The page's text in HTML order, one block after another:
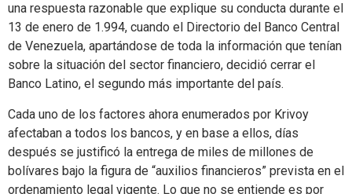
una respuesta razonable que explique su conducta durante el
13 de enero de 1.994, cuando el Directorio del Banco Central
de Venezuela, apartándose de toda la información que tenían
sobre la situación del sector financiero, decidió cerrar el
Banco Latino, el segundo más importante del país.
Cada uno de los factores ahora enumerados por Krivoy
afectaban a todos los bancos, y en base a ellos, días
después se justificó la entrega de miles de millones de
bolívares bajo la figura de “auxilios financieros” prevista en el
ordenamiento legal vigente. Lo que no se entiende es por